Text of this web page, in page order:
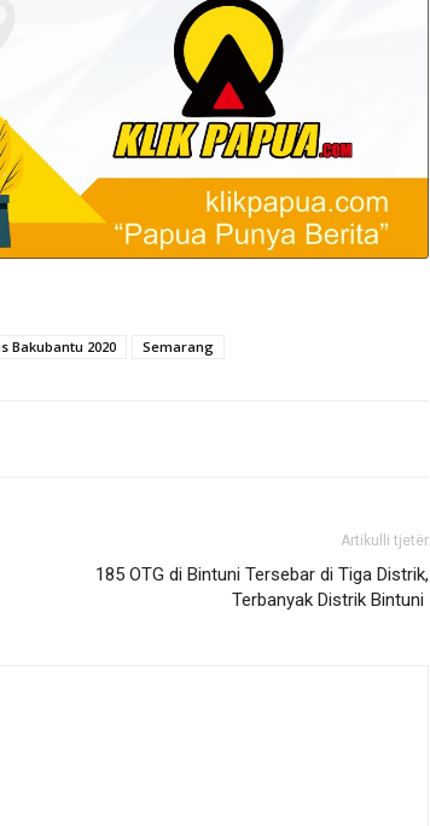
Bakubantu 2020 Semarang
Artikulli tjetër
185 OTG di Bintuni Tersebar di Tiga Distrik,
Terbanyak Distrik Bintuni